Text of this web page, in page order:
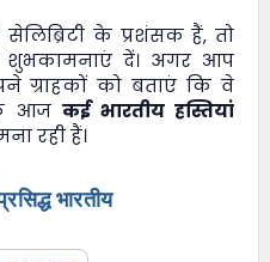
के प्रशंसक हैं, तो
दें। अगर आप
ग्राहकों को बताएं कि वे
आज कई भारतीय हस्तियां
रही हैं।
भारतीय